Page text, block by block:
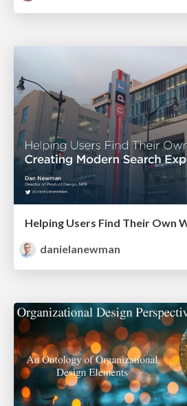
danielanewman